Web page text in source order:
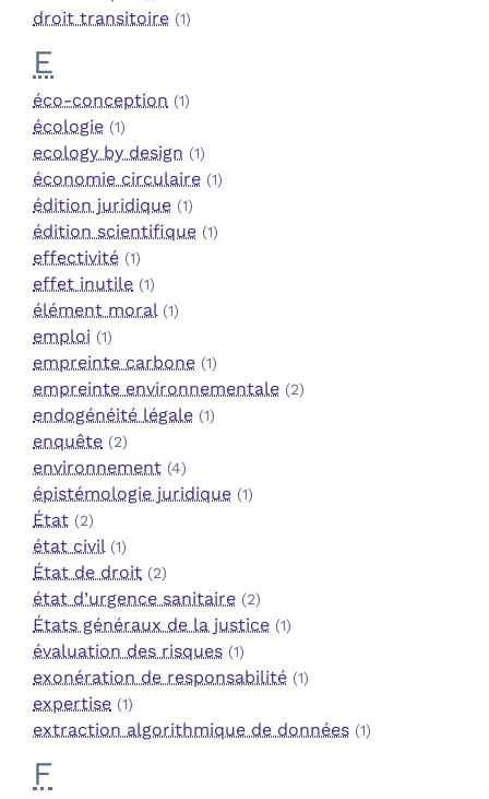
droit transitoire (1)
E
éco-conception (1)
écologie (1)
ecology by design (1)
économie circulaire (1)
édition juridique (1)
édition scientifique (1)
effectivité (1)
effet inutile (1)
élément moral (1)
emploi (1)
empreinte carbone (1)
empreinte environnementale (2)
endogénéité légale (1)
enquête (2)
environnement (4)
épistémologie juridique (1)
État (2)
état civil (1)
État de droit (2)
état d’urgence sanitaire (2)
États généraux de la justice (1)
évaluation des risques (1)
exonération de responsabilité (1)
expertise (1)
extraction algorithmique de données (1)
F